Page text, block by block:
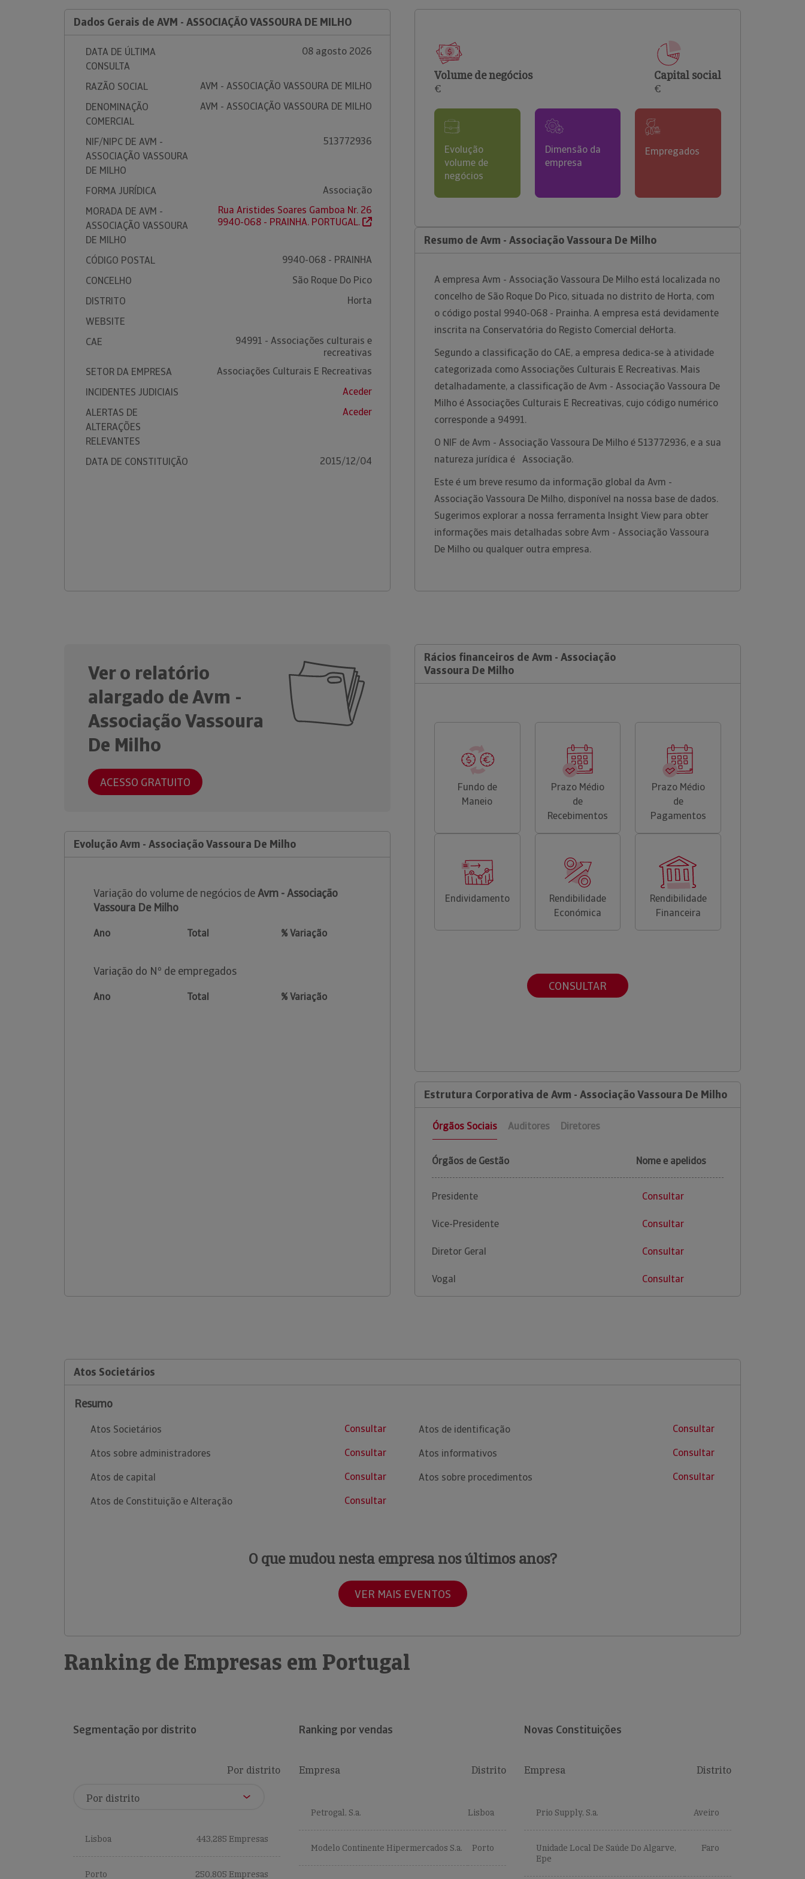
comerciais e analisar o risco de incumprimento dos
Dados Gerais de AVM - ASSOCIAÇÃO VASSOURA DE MILHO
DATA DE ÚLTIMA
CONSULTA
08 agosto 2026
RAZÃO SOCIAL
AVM - ASSOCIAÇÃO VASSOURA DE MILHO
DENOMINAÇÃO
COMERCIAL
AVM - ASSOCIAÇÃO VASSOURA DE MILHO
NIF/NIPC DE AVM -
ASSOCIAÇÃO VASSOURA
DE MILHO
513772936
FORMA JURÍDICA
Associação
MORADA DE AVM -
ASSOCIAÇÃO VASSOURA
DE MILHO
Rua Aristides Soares Gamboa Nr. 26
9940-068 - PRAINHA. PORTUGAL.
CÓDIGO POSTAL
9940-068 - PRAINHA
CONCELHO
São Roque Do Pico
DISTRITO
Horta
WEBSITE
CAE
94991 - Associações culturais e
recreativas
SETOR DA EMPRESA
Associações Culturais E Recreativas
INCIDENTES JUDICIAIS
Aceder
ALERTAS DE
ALTERAÇÕES
RELEVANTES
Aceder
DATA DE CONSTITUIÇÃO 2015/12/04
Volume de negócios
€
Capital social
€
Evolução
volume de
negócios
Dimensão da
empresa
Empregados
Resumo de Avm - Associação Vassoura De Milho
A empresa Avm - Associação Vassoura De Milho está localizada no
concelho de São Roque Do Pico, situada no distrito de Horta, com
o código postal 9940-068 - Prainha. A empresa está devidamente
inscrita na Conservatória do Registo Comercial deHorta.
Segundo a classificação do CAE, a empresa dedica-se à atividade
categorizada como Associações Culturais E Recreativas. Mais
detalhadamente, a classificação de Avm - Associação Vassoura De
Milho é Associações Culturais E Recreativas, cujo código numérico
corresponde a 94991.
O NIF de Avm - Associação Vassoura De Milho é 513772936, e a sua
natureza jurídica é Associação.
Este é um breve resumo da informação global da Avm -
Associação Vassoura De Milho, disponível na nossa base de dados.
Sugerimos explorar a nossa ferramenta Insight View para obter
informações mais detalhadas sobre Avm - Associação Vassoura
De Milho ou qualquer outra empresa.
Ver o relatório
alargado de Avm -
Associação Vassoura
De Milho
ACESSO GRATUITO
Evolução Avm - Associação Vassoura De Milho
Variação do volume de negócios deAvm - Associação
Vassoura De Milho
Ano Total % Variação
Variação do Nº de empregados
Ano Total % Variação
Rácios financeiros de Avm - Associação
Vassoura De Milho
Fundo de
Maneio
Prazo Médio
de
Recebimentos
Prazo Médio
de
Pagamentos
Endividamento
Rendibilidade
Económica
Rendibilidade
Financeira
CONSULTAR
Estrutura Corporativa de Avm - Associação Vassoura De Milho
Órgãos Sociais Auditores Diretores
Órgãos de Gestão Nome e apelidos
Presidente Consultar
Vice-Presidente Consultar
Diretor Geral Consultar
Vogal Consultar
Atos Societários
Resumo
Atos Societários
Consultar
Atos sobre administradores
Consultar
Atos de capital
Consultar
Atos de Constituição e Alteração
Consultar
Atos de identificação
Consultar
Atos informativos
Consultar
Atos sobre procedimentos
Consultar
O que mudou nesta empresa nos últimos anos?
VER MAIS EVENTOS
Ranking de Empresas em Portugal
Segmentação por distrito
Por distrito
Lisboa 443,285 Empresas
Porto 250,805 Empresas
Ranking por vendas
Empresa Distrito
Petrogal, S.a. Lisboa
Modelo Continente Hipermercados S.a. Porto
Novas Constituições
Empresa Distrito
Prio Supply, S.a. Aveiro
Unidade Local De Saúde Do Algarve,
Epe
Faro